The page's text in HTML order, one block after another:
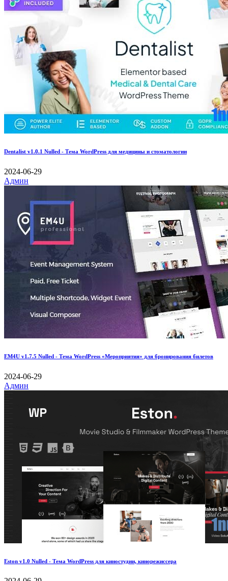
Dentalist v1.0.1 Nulled - Тема WordPress для медицины и стоматологии
2024-06-29
Админ
EM4U v1.7.5 Nulled - Тема WordPress «Мероприятия» для бронирования билетов
2024-06-29
Админ
Eston v1.0 Nulled - Тема WordPress для киностудии, кинорежиссера